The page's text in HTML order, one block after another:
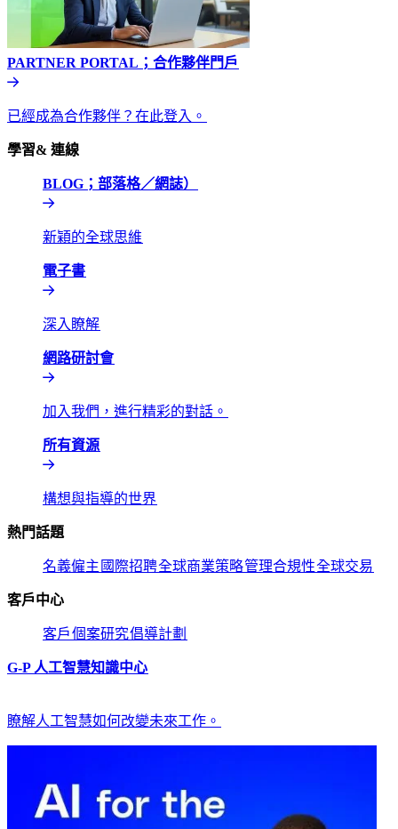
PARTNER PORTAL；合作夥伴門戶​​
已經成為合作夥伴？在此登入。​​
學習& 連線​​
BLOG；部落格／網誌）​​
新穎的全球思維​​
電子書​​
深入瞭解​​
網路研討會​​
加入我們，進行精彩的對話。​​
所有資源​​
構想與指導的世界​​
熱門話題​​
名義僱主​​ 國際招聘​​全球商業策略​​管理合規性​​全球交易​​
客戶中心​​
客戶​​個案研究​​倡導計劃​​
G-P 人工智慧知識中心​​
瞭解人工智慧如何改變未來工作。​​